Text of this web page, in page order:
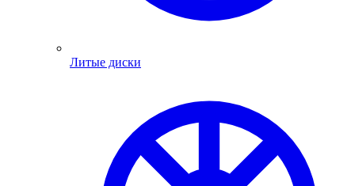
Литые диски